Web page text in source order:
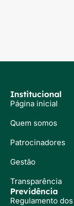
Institucional
Página inicial
Quem somos
Patrocinadores
Gestão
Transparência
Previdência
Regulamento